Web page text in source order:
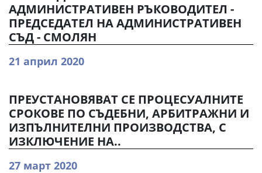
АДМИНИСТРАТИВЕН РЪКОВОДИТЕЛ -
ПРЕДСЕДАТЕЛ НА АДМИНИСТРАТИВЕН
СЪД - СМОЛЯН
21 април 2020
ПРЕУСТАНОВЯВАТ СЕ ПРОЦЕСУАЛНИТЕ
СРОКОВЕ ПО СЪДЕБНИ, АРБИТРАЖНИ И
ИЗПЪЛНИТЕЛНИ ПРОИЗВОДСТВА, С
ИЗКЛЮЧЕНИЕ НА..
27 март 2020